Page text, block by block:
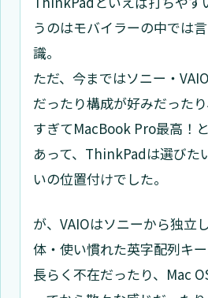
うのはモバイラーの中では
識。
ただ、今まではソニー・
だったり構成が好みだった
すぎてMacBook Pro最高！
あって、ThinkPadは選びた
いの位置付けでした。
が、VAIOはソニーから独立
体・使い慣れた英字配列キ
長らく不在だったり、Mac